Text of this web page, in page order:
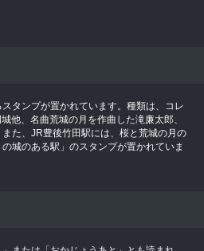
タンプが置かれています。種類は、コレ
他、名曲荒城の月を作曲した滝廉太郎、
た、JR豊後竹田駅には、桜と荒城の月の
城のある駅」のスタンプが置かれていま